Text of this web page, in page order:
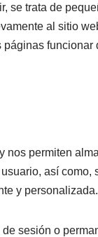
trata de
al sitio
permiten
así
y personalizada.
sesión o